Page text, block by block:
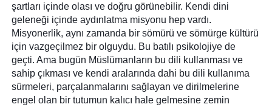
şartları içinde olası ve doğru görünebilir. Kendi dini
geleneği içinde aydınlatma misyonu hep vardı.
Misyonerlik, aynı zamanda bir sömürü ve sömürge kültürü
için vazgeçilmez bir olguydu. Bu batılı psikolojiye de
geçti. Ama bugün Müslümanların bu dili kullanması ve
sahip çıkması ve kendi aralarında dahi bu dili kullanıma
sürmeleri, parçalanmalarını sağlayan ve dirilmelerine
engel olan bir tutumun kalıcı hale gelmesine zemin